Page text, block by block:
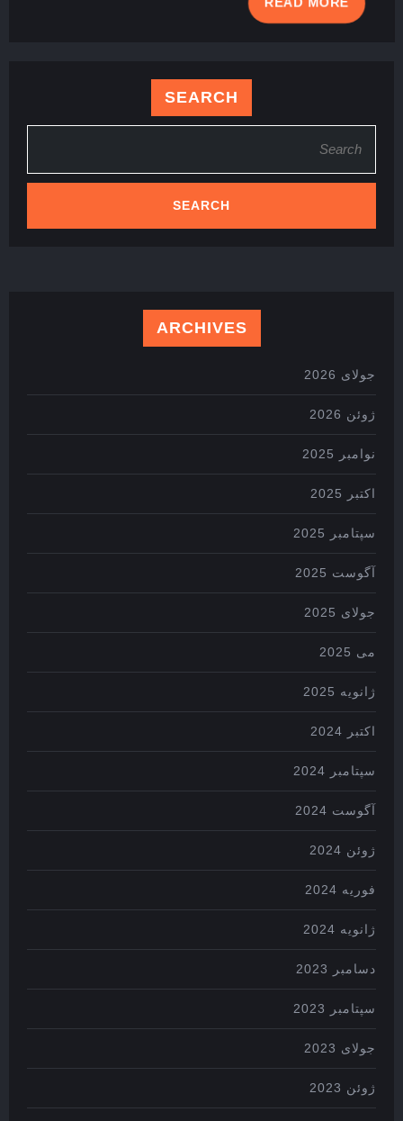
READ MORE
MORE
SEARCH
ARCHIVES
جولای 2026
ژوئن 2026
نوامبر 2025
اکتبر 2025
سپتامبر 2025
آگوست 2025
جولای 2025
می 2025
ژانویه 2025
اکتبر 2024
سپتامبر 2024
آگوست 2024
ژوئن 2024
فوریه 2024
ژانویه 2024
دسامبر 2023
سپتامبر 2023
جولای 2023
ژوئن 2023